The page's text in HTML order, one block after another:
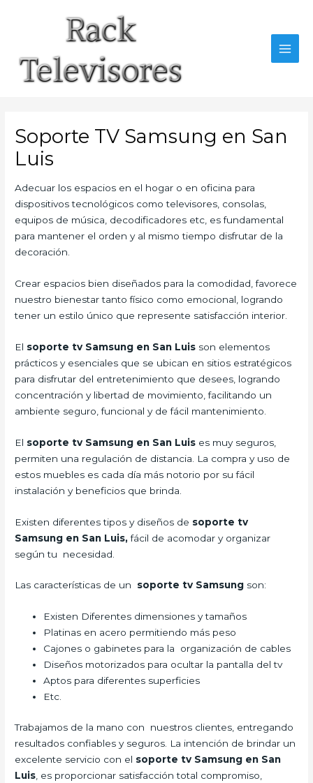
Soporte TV Samsung en San
Luis
Adecuar los espacios en el hogar o en oficina para
dispositivos tecnológicos como televisores, consolas,
equipos de música, decodificadores etc, es fundamental
para mantener el orden y al mismo tiempo disfrutar de la
decoración.
Crear espacios bien diseñados para la comodidad, favorece
nuestro bienestar tanto físico como emocional, logrando
tener un estilo único que represente satisfacción interior.
El soporte tv Samsung en San Luis son elementos
prácticos y esenciales que se ubican en sitios estratégicos
para disfrutar del entretenimiento que desees, logrando
concentración y libertad de movimiento, facilitando un
ambiente seguro, funcional y de fácil mantenimiento.
El soporte tv Samsung en San Luis es muy seguros,
permiten una regulación de distancia. La compra y uso de
estos muebles es cada día más notorio por su fácil
instalación y beneficios que brinda.
Existen diferentes tipos y diseños de soporte tv
Samsung en San Luis,fácil de acomodar y organizar
según tu necesidad.
Las características de un soporte tv Samsung son:
Existen Diferentes dimensiones y tamaños
Platinas en acero permitiendo más peso
Cajones o gabinetes para la organización de cables
Diseños motorizados para ocultar la pantalla del tv
Aptos para diferentes superficies
Etc.
Trabajamos de la mano con nuestros clientes, entregando
resultados confiables y seguros. La intención de brindar un
excelente servicio con el soporte tv Samsung en San
Luis , es proporcionar satisfacción total compromiso,